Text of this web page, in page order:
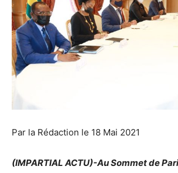
Par la Rédaction le 18 Mai 2021
(IMPARTIAL ACTU)-Au Sommet de